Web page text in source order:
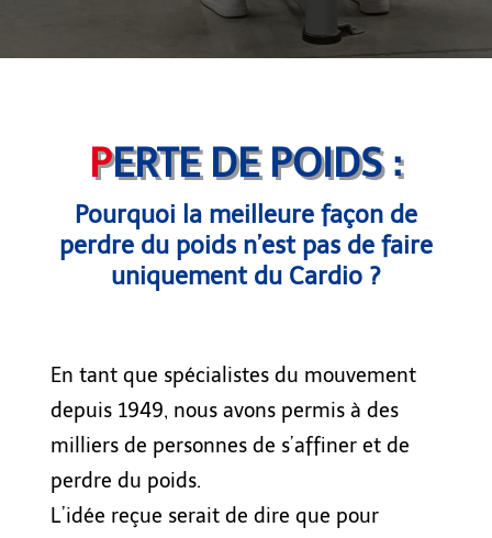
PERTE DE POIDS :
Pourquoi la meilleure façon de
perdre du poids n’est pas de faire
uniquement du Cardio ?
En tant que spécialistes du mouvement
depuis 1949, nous avons permis à des
milliers de personnes de s’affiner et de
perdre du poids.
L’idée reçue serait de dire que pour